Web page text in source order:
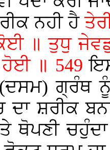
ਨਹੀ ਹੈ
॥ ਤੁਧੁ
॥ 549
ਗ੍ਰੰਥ
ਸ਼ਰੀਕ
ਥੋਪਣੀ